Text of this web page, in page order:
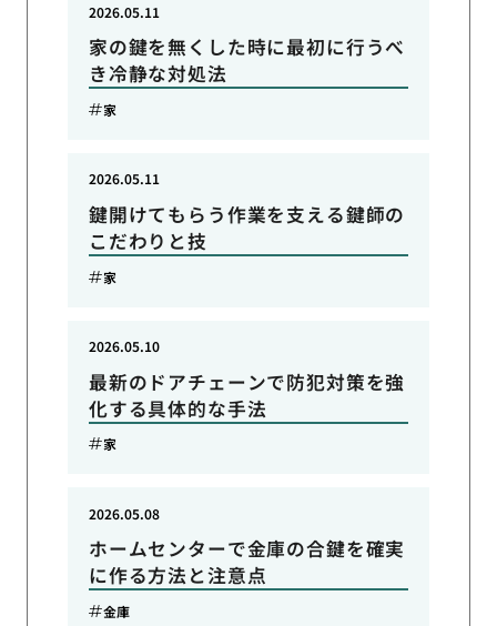
家の鍵を無くした時に最初に行うべ
き冷静な対処法
2026.05.11
家
鍵開けてもらう作業を支える鍵師の
こだわりと技
2026.05.11
家
最新のドアチェーンで防犯対策を強
化する具体的な手法
2026.05.10
家
ホームセンターで金庫の合鍵を確実
に作る方法と注意点
2026.05.08
金庫